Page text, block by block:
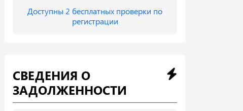
Доступны 2 бесплатных проверки по
регистрации
СВЕДЕНИЯ О
ЗАДОЛЖЕННОСТИ